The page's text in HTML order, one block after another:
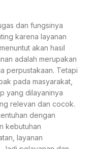
dan fungsinya
karena layanan
akan hasil
adalah merupakan
perpustakaan. Tetapi
pada masyarakat,
yang dilayaninya
relevan dan cocok.
dengan
kebutuhan
layanan